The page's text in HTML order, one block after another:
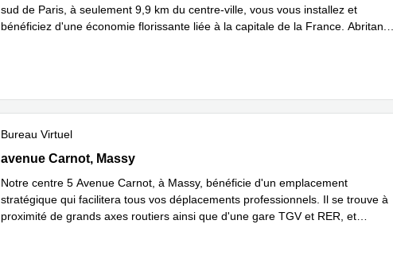
sud de Paris, à seulement 9,9 km du centre-ville, vous vous installez et
bénéficiez d'une économie florissante liée à la capitale de la France. Abritan
Bureau Virtuel
5 avenue Carnot, Massy
avenue Carnot, Massy
Notre centre 5 Avenue Carnot, à Massy, bénéficie d'un emplacement
stratégique qui facilitera tous vos déplacements professionnels. Il se trouve à
proximité de grands axes routiers ainsi que d'une gare TGV et RER, et